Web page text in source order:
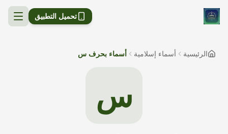
تحميل التطبيق
الرئيسية أسماء إسلامية أسماء بحرف س
س